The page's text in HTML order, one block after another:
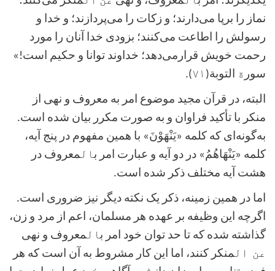
نماز را برپا می‌دارند؛ و زکات را می‌پردازند؛ و خدا و
رسولش را اطاعت می‌کنند؛ بزودی خدا آنان را مورد
رحمت خویش قرارمی‌دهد؛ خداوند توانا و حکیم است!
»
سور ة التوبة( ۷۱).
البته، در قرآن مجید موضوع امر به معروف و نهی از
منکر با تأکید فراوان و به صورت مکرر بیان شده است.
به‌گونه‌ای که کلمه «یَنْهَوْنَ» با همین مفهوم در پنج آیه،
کلمه «یَنْهَاهُمُ» در دو آیه و عبارت امر بالمعروف در
هشت آیه مختلف ذکر شده است.
اما در همین زمینه، ذکر یک نکته دیگر نیز ضروری است.
اگرچه این وظیفه بر عهده هر مسلمان، اعم از مرد و زن،
گذاشته شده که تا حد توان خود امر بالمعروف و نهی
عن
المنکر کنند، اما این کار مشروط به آن است که هر